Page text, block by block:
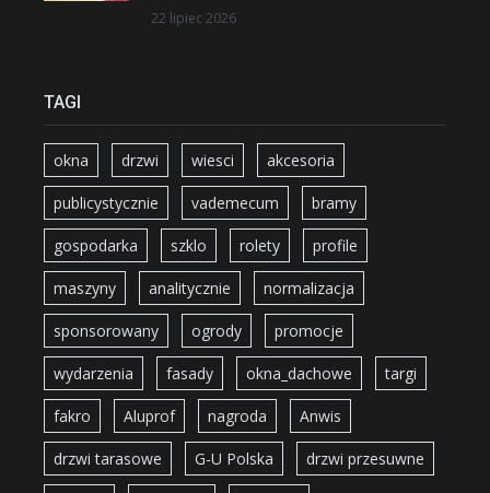
22 lipiec 2026
TAGI
okna drzwi wiesci akcesoria
publicystycznie vademecum bramy
gospodarka szklo rolety profile
maszyny analitycznie normalizacja
sponsorowany ogrody promocje
wydarzenia fasady okna_dachowe targi
fakro Aluprof nagroda Anwis
drzwi tarasowe G-U Polska drzwi przesuwne